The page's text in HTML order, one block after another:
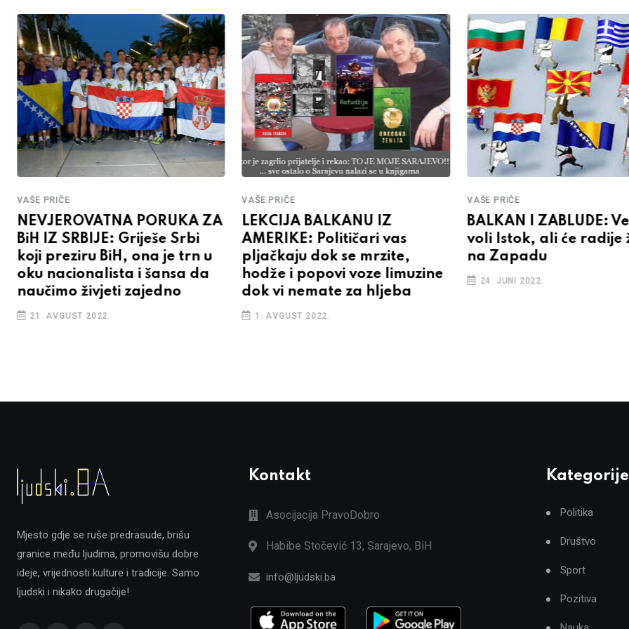
VAŠE PRIČE
NEVJEROVATNA PORUKA ZA
BiH IZ SRBIJE: Griješe Srbi
koji preziru BiH, ona je trn u
oku nacionalista i šansa da
naučimo živjeti zajedno
21. AVGUST 2022.
VAŠE PRIČE
LEKCIJA BALKANU IZ
AMERIKE: Političari vas
pljačkaju dok se mrzite,
hodže i popovi voze limuzine
dok vi nemate za hljeba
1. AVGUST 2022.
VAŠE PRIČE
BALKAN I ZABLUDE:
voli Istok, ali će radije
na Zapadu
24. JUNI 2022.
Mjesto gdje se ruše predrasude, brišu
granice među ljudima, promovišu dobre
ideje, vrijednosti kulture i tradicije. Samo
ljudski i nikako drugačije!
Kontakt
Asocijacija PravoDobro
Habibe Stočević 13, Sarajevo, BiH
info@ljudski.ba
Kategorije
Politika
Društvo
Sport
Pozitiva